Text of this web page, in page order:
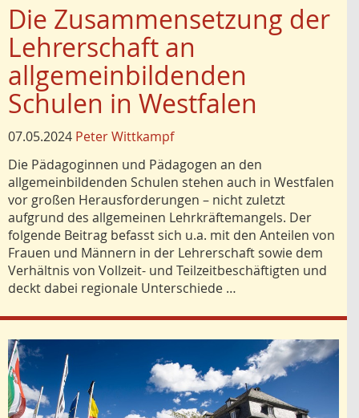
Die Zusammensetzung der
Lehrerschaft an
allgemeinbildenden
Schulen in Westfalen
07.05.2024 Peter Wittkampf
Die Pädagoginnen und Pädagogen an den
allgemeinbildenden Schulen stehen auch in Westfalen
vor großen Herausforderungen – nicht zuletzt
aufgrund des allgemeinen Lehrkräftemangels. Der
folgende Beitrag befasst sich u.a. mit den Anteilen von
Frauen und Männern in der Lehrerschaft sowie dem
Verhältnis von Vollzeit- und Teilzeitbeschäftigten und
deckt dabei regionale Unterschiede …